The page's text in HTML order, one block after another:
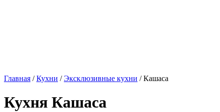
Главная /Кухни /Эксклюзивные кухни / Кашаса
Кухня Кашаса